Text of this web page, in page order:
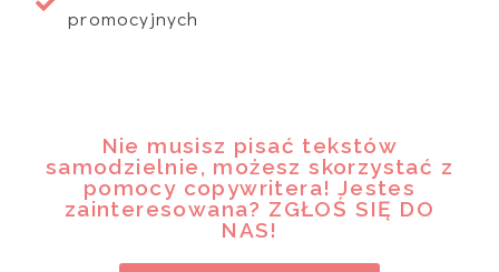
promocyjnych
Nie musisz pisać tekstów
samodzielnie, możesz skorzystać z
pomocy copywritera! Jestes
zainteresowana? ZGŁOŚ SIĘ DO
NAS!